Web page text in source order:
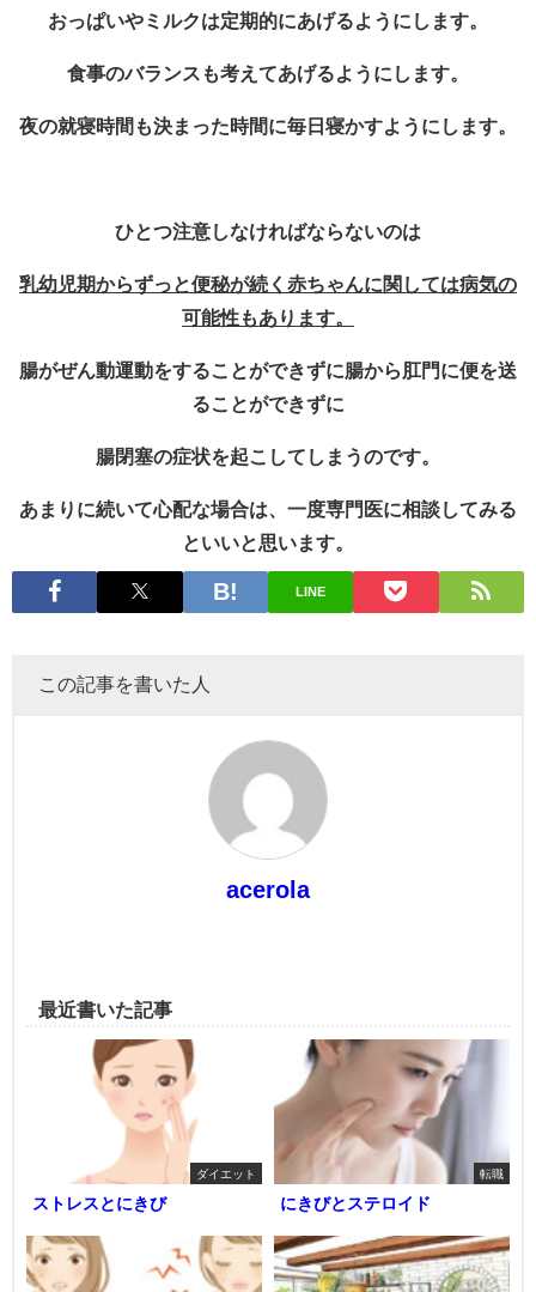
おっぱいやミルクは定期的にあげるようにします。
食事のバランスも考えてあげるようにします。
夜の就寝時間も決まった時間に毎日寝かすようにします。
ひとつ注意しなければならないのは
乳幼児期からずっと便秘が続く赤ちゃんに関しては病気の
可能性もあります。
腸がぜん動運動をすることができずに腸から肛門に便を送
ることができずに
腸閉塞の症状を起こしてしまうのです。
あまりに続いて心配な場合は、一度専門医に相談してみる
といいと思います。
LINE
この記事を書いた人
acerola
最近書いた記事
ダイエット
ストレスとにきび
転職
にきびとステロイド